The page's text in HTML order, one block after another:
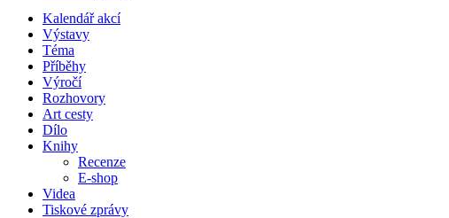
Kalendář akcí
Výstavy
Téma
Příběhy
Výročí
Rozhovory
Art cesty
Dílo
Knihy
Recenze
E-shop
Videa
Tiskové zprávy